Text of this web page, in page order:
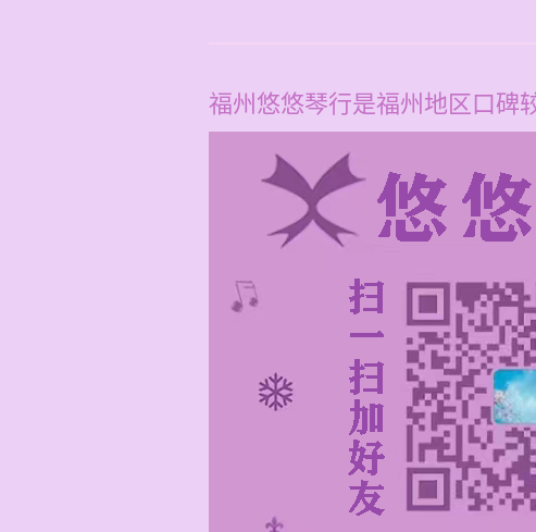
福州悠悠琴行是福州地区口碑